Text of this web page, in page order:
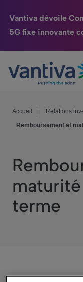
Vantiva dévoile
5G fixe innovante
Passer au contenu
Maison Connectée
HomeSight
Entreprise
Relations
Accueil Relations
Remboursement et
terme